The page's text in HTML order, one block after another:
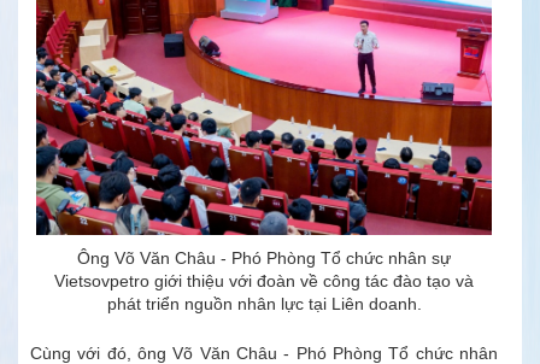
Ông Võ Văn Châu - Phó Phòng Tổ chức nhân sự
Vietsovpetro giới thiệu với đoàn về công tác đào tạo và
phát triển nguồn nhân lực tại Liên doanh.
Cùng với đó, ông Võ Văn Châu - Phó Phòng Tổ chức nhân